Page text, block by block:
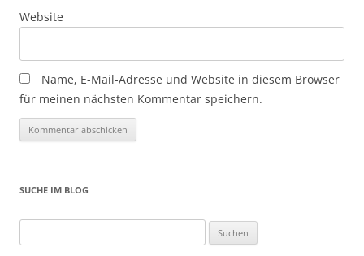
Website
Name, E-Mail-Adresse und Website in diesem Browser
für meinen nächsten Kommentar speichern.
SUCHE IM BLOG
nach: